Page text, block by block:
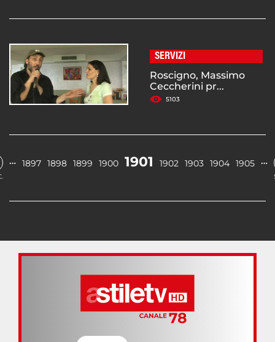
SERVIZI
Roscigno, Massimo
Ceccherini pr...
5103
… 1897 1898 1899 1900 1901 1902 1903 1904 1905 …